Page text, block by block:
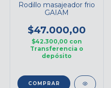
Rodillo masajeador frio
GAIAM
$47.000,00
$42.300,00 con
Transferencia o
depósito